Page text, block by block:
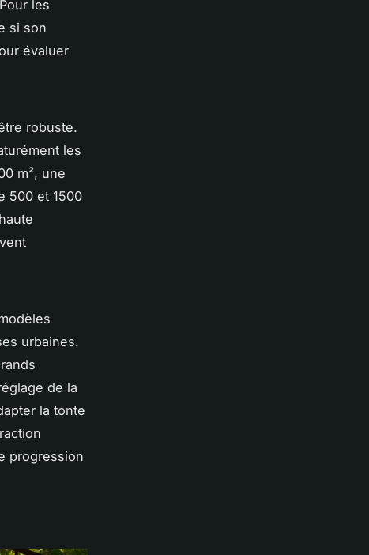
les
si son
évaluer
robuste.
les
m², une
500 et 1500
urbaines.
de la
la tonte
progression